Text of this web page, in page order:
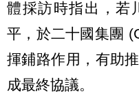
體採訪時指出，若
平，於二十國集團
揮鋪路作用，有助
成最終協議。